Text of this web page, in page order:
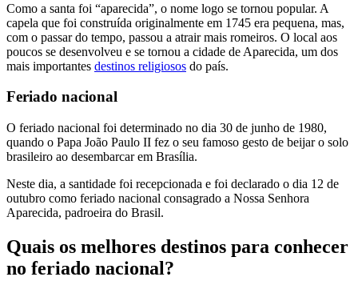
Como a santa foi “aparecida”, o nome logo se tornou popular. A
capela que foi construída originalmente em 1745 era pequena, mas,
com o passar do tempo, passou a atrair mais romeiros. O local aos
poucos se desenvolveu e se tornou a cidade de Aparecida, um dos
mais importantes destinos religiosos do país.
Feriado nacional
O feriado nacional foi determinado no dia 30 de junho de 1980,
quando o Papa João Paulo II fez o seu famoso gesto de beijar o solo
brasileiro ao desembarcar em Brasília.
Neste dia, a santidade foi recepcionada e foi declarado o dia 12 de
outubro como feriado nacional consagrado a Nossa Senhora
Aparecida, padroeira do Brasil.
Quais os melhores destinos para conhecer
no feriado nacional?